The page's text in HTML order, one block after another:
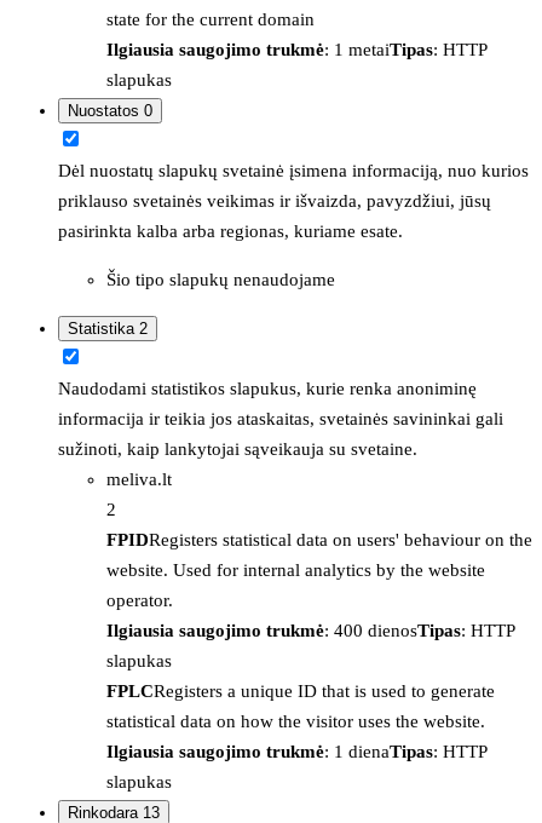
state for the current domain
Ilgiausia saugojimo trukmė: 1 metaiTipas: HTTP
slapukas
Nuostatos 0
Dėl nuostatų slapukų svetainė įsimena informaciją, nuo kurios
priklauso svetainės veikimas ir išvaizda, pavyzdžiui, jūsų
pasirinkta kalba arba regionas, kuriame esate.
Šio tipo slapukų nenaudojame
Statistika 2
Naudodami statistikos slapukus, kurie renka anoniminę
informacija ir teikia jos ataskaitas, svetainės savininkai gali
sužinoti, kaip lankytojai sąveikauja su svetaine.
meliva.lt
2
FPIDRegisters statistical data on users' behaviour on the
website. Used for internal analytics by the website
operator.
Ilgiausia saugojimo trukmė: 400 dienosTipas: HTTP
slapukas
FPLCRegisters a unique ID that is used to generate
statistical data on how the visitor uses the website.
Ilgiausia saugojimo trukmė: 1 dienaTipas: HTTP
slapukas
Rinkodara 13